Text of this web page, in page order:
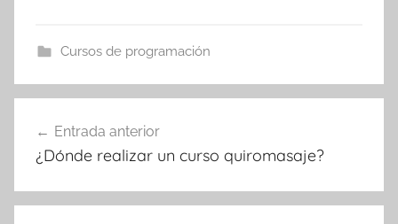
Cursos de programación
de
Entrada anterior
¿Dónde realizar un curso quiromasaje?